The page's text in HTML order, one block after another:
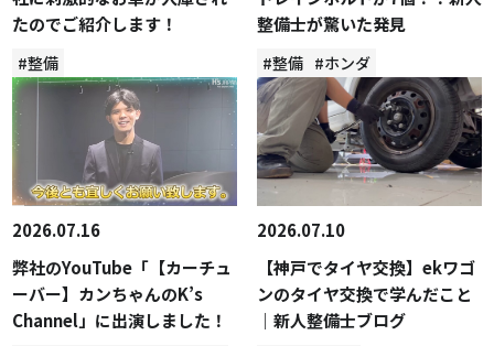
たのでご紹介します！
#整備
整備士が驚いた発見
#整備 #ホンダ
2026.07.16
弊社のYouTube「【カーチュ
ーバー】カンちゃんのK’s
Channel」に出演しました！
2026.07.10
【神戸でタイヤ交換】ekワゴ
ンのタイヤ交換で学んだこと
｜新人整備士ブログ